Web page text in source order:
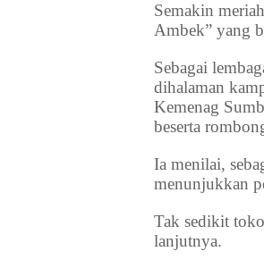
Semakin
Ambek” yang
Sebagai
dihalaman
Kemenag
beserta
Ia menilai,
menunjukkan
Tak sedikit
lanjutnya.